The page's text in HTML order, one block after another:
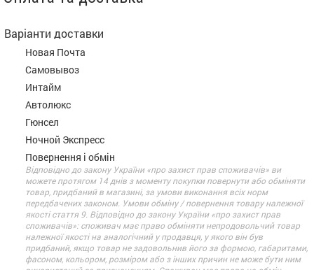
Варіанти доставки
Новая Почта
Самовывоз
Интайм
Автолюкс
Гюнсел
Ночной Экспресс
Повернення і обмін
Відповідно до закону України «про захист прав споживачів» ви
можете протягом 14 днів з моменту покупки повернути або обміняти
товар, придбаний в магазині, за умови виконання всіх норм
передбачених законом. Умови обміну / повернення товару належної
якості стаття 9. Відповідно до закону України «про захист прав
споживачів»: споживач має право обміняти непродовольчий товар
належної якості на аналогічний у продавця, у якого він був
придбаний, якщо товар не задовольнив його за формою, габаритами,
фасоном, кольором, розміром або з інших причин не може бути ним